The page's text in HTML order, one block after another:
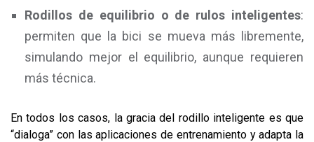
Rodillos de equilibrio o de rulos inteligentes:
permiten que la bici se mueva más libremente,
simulando mejor el equilibrio, aunque requieren
más técnica.
En todos los casos, la gracia del rodillo inteligente es que
“dialoga” con las aplicaciones de entrenamiento y adapta la